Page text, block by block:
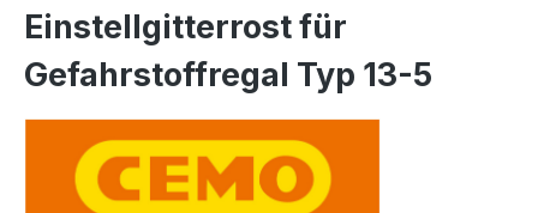
Einstellgitterrost für
Gefahrstoffregal Typ 13-5